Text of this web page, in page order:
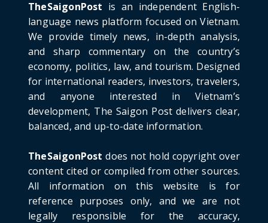
June 21, 2026
HOTNEWS
Detailed Analysis of the Cooling-off Period
Law in Timeshare...
June 21, 2026
HOTNEWS
Prime Minister Lê Minh Hưng’s Visit to
Russia: A New Step Fo...
HOTNEWS
Politburo: Strictly Handle Acts of Using
Pirated Software, C...
June 21, 2026
TheSaigonPost is an independent English-
language news platform focused on Vietnam.
We provide timely news, in-depth analysis,
and sharp commentary on the country’s
economy, politics, law, and tourism. Designed
for international readers, investors, travelers,
and anyone interested in Vietnam’s
development, The Saigon Post delivers clear,
balanced, and up-to-date information.
TheSaigonPost does not hold copyright over
content cited or compiled from other sources.
All information on this website is for
reference purposes only, and we are not
legally responsible for the accuracy,